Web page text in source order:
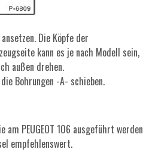
Die Köpfe der
kann es je nach Modell sein,
außen drehen.
Bohrungen -A- schieben.
PEUGEOT 106 ausgeführt werden
empfehlenswert.